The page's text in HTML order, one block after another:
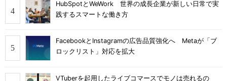
HubSpotとWeWork 世界の成長企業が新しい日常で実
践するスマートな働き方
FacebookとInstagramの広告品質強化へ Metaが「ブ
ロックリスト」対応を拡大
VTuberを起用したライブコマースでモノは売れるの